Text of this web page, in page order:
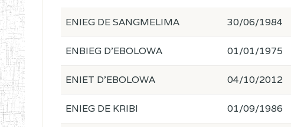
ENIEG DE SANGMELIMA 30/06/1984
ENBIEG D'EBOLOWA 01/01/1975
ENIET D'EBOLOWA 04/10/2012
ENIEG DE KRIBI 01/09/1986